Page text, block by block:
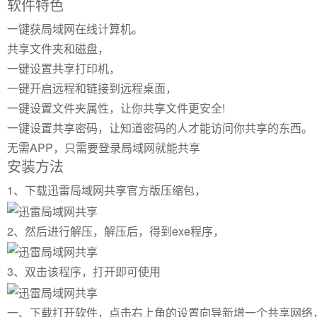
软件特色
一键获局域网在线计算机。
共享文件夹和磁盘，
一键设置共享打印机，
一键开启远程和链接到远程桌面，
一键设置文件夹属性，让你共享文件更安全!
一键设置共享密码，让知道密码的人才能访问你共享的东西。
无需APP，只需要登录局域网就能共享
安装方法
1、下载迅雷局域网共享官方版压缩包，
2、然后进行解压，解压后，得到exe程序，
3、双击该程序，打开即可使用
一、下载打开软件，点击右上角的设置向导新增一个共享网络